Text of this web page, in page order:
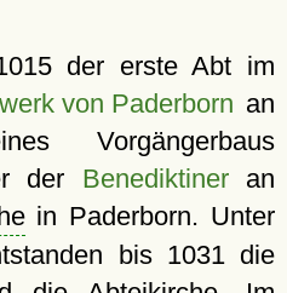
der erste Abt im
von Paderborn an
Vorgängerbaus
der Benediktineran
in Paderborn. Unter
bis 1031 die